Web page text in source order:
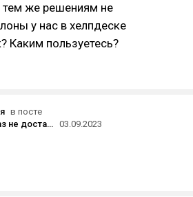
тем же решениям не
у нас в хелпдеске
Каким пользуетесь?
в посте
Яндекс.Еда: заказ не доставили, деньги не вернули, поддержка не работает 03.09.2023